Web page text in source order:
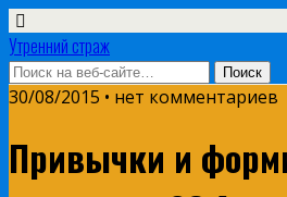
Утренний страж
30/08/2015 • нет комментариев
Привычки и